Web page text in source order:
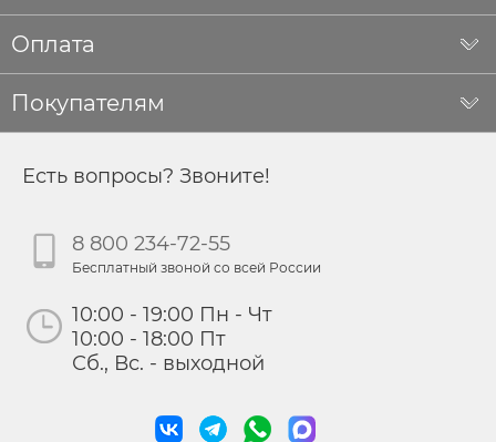
Оплата
Покупателям
Есть вопросы? Звоните!
8 800 234-72-55
Бесплатный звоной со всей России
10:00 - 19:00 Пн - Чт
10:00 - 18:00 Пт
Сб., Вс. - выходной